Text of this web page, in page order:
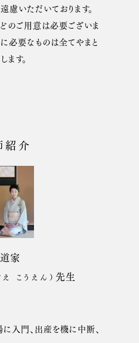
慮いただいております。
のご用意は必要ございま
必要なものは全てやまと
ます。
紹介
家
え こうえん） 先生
入門、出産を機に中断、